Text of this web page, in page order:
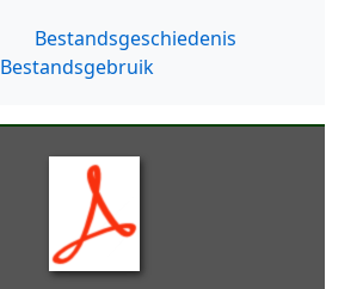
Bestandsgeschiedenis
Bestandsgebruik